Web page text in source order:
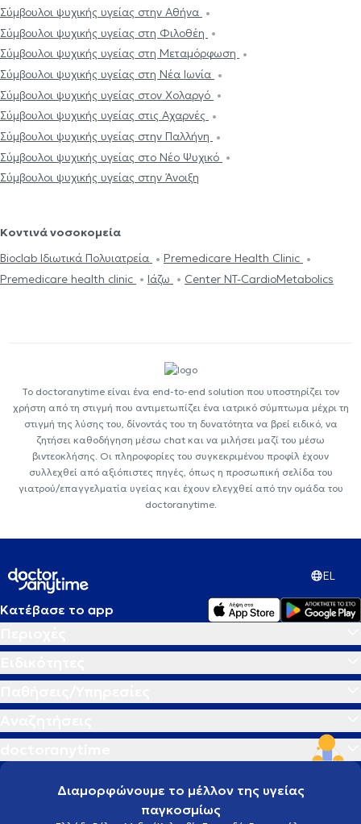
Σύμβουλοι ψυχικής υγείας στην Αθήνα
Σύμβουλοι ψυχικής υγείας στη Φιλοθέη
Σύμβουλοι ψυχικής υγείας στη Μεταμόρφωση
Σύμβουλοι ψυχικής υγείας στη Νέα Ιωνία
Σύμβουλοι ψυχικής υγείας στον Χολαργό
Σύμβουλοι ψυχικής υγείας στις Αχαρνές
Σύμβουλοι ψυχικής υγείας στην Παλλήνη
Σύμβουλοι ψυχικής υγείας στο Νέο Ψυχικό
Σύμβουλοι ψυχικής υγείας στην Άνοιξη
Κοντινά νοσοκομεία
Bioclab Ιδιωτικά Πολυιατρεία
Premedicare Health Clinic
Premedicare health clinic
Ιάζω Center NT-CardioMetabolics
Το doctoranytime είναι ένα end-to-end solution που υποστηρίζει τον
χρήστη από τη στιγμή που αντιμετωπίζει ένα ιατρικό σύμπτωμα μέχρι τη
στιγμή της λύσης του, δίνοντάς του τη δυνατότητα να βρεί ειδικό, να
ζητήσει καθοδήγηση μέσω chat και να μιλήσει μαζί του μέσω
βιντεοκλήσης. Οι πληροφορίες του συγκεκριμένου προφίλ έχουν
συλλεχθεί από αξιόπιστες πηγές, όπως η προσωπική σελίδα του
γιατρού/επαγγελματία υγείας και έχουν ελεγχθεί από την ομάδα του
doctoranytime.
EL
Κατέβασε το app
Διαμορφώνουμε το μέλλον της υγείας
παγκοσμίως